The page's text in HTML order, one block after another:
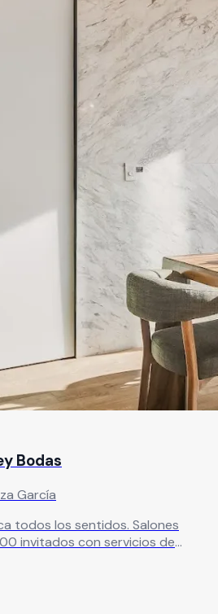
Bodas
García
todos los sentidos. Salones
invitados con servicios de